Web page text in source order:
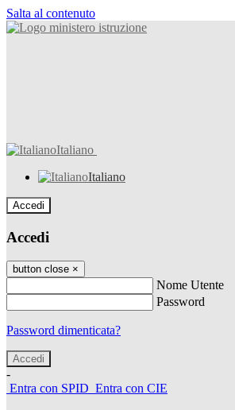
Salta al contenuto
Italiano
Italiano
Accedi
Accedi
button close ×
Nome Utente
Password
Password dimenticata?
-
Entra con SPID Entra con CIE